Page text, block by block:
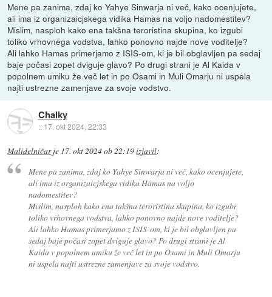
Mene pa zanima, zdaj ko Yahye Sinwarja ni več, kako ocenjujete,
ali ima iz organizaicjskega vidika Hamas na voljo nadomestitev?
Mislim, nasploh kako ena takšna teroristina skupina, ko izgubi
toliko vrhovnega vodstva, lahko ponovno najde nove voditelje?
Ali lahko Hamas primerjamo z ISIS-om, ki je bil obglavljen pa sedaj
baje počasi zopet dviguje glavo? Po drugi strani je Al Kaida v
popolnem umiku že več let in po Osami in Muli Omarju ni uspela
najti ustrezne zamenjave za svoje vodstvo.
Chalky
:: 17. okt 2024, 22:33
Malidelničarje 17. okt 2024 ob 22:19izjavil:
Mene pa zanima, zdaj ko Yahye Sinwarja ni več, kako ocenjujete,
ali ima iz organizaicjskega vidika Hamas na voljo
nadomestitev?
Mislim, nasploh kako ena takšna teroristina skupina, ko izgubi
toliko vrhovnega vodstva, lahko ponovno najde nove voditelje?
Ali lahko Hamas primerjamo z ISIS-om, ki je bil obglavljen pa
sedaj baje počasi zopet dviguje glavo? Po drugi strani je Al
Kaida v popolnem umiku že več let in po Osami in Muli Omarju
ni uspela najti ustrezne zamenjave za svoje vodstvo.